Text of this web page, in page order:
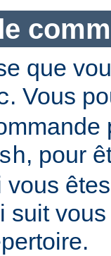
que
. Vous
, pour
suit